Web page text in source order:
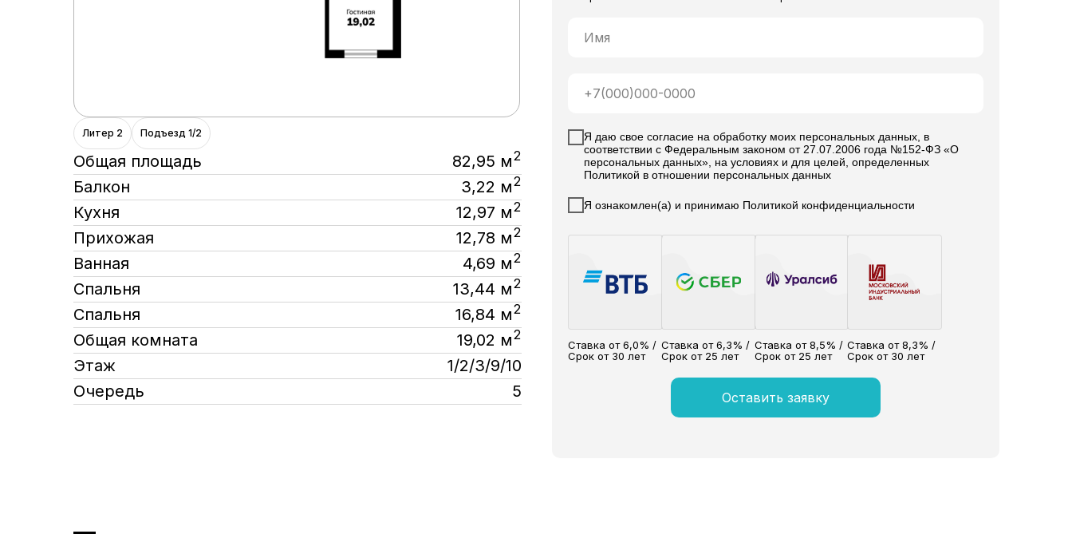
Литер 2 Подъезд 1/2
Общая площадь 82,95 м2
Балкон 3,22 м2
Кухня 12,97 м2
Прихожая 12,78 м2
Ванная 4,69 м2
Спальня 13,44 м2
Спальня 16,84 м2
Общая комната 19,02 м2
Этаж
1/2/3/9/10
Очередь
5
Я даю свое согласие на обработку моих персональных данных, в
соответствии с Федеральным законом от 27.07.2006 года №152-ФЗ «О
персональных данных», на условиях и для целей, определенных
Политикой в отношении персональных данных
Я ознакомлен(а) и принимаю Политикой конфиденциальности
Ставка от 6,0% /
Срок от 30 лет
Ставка от 6,3% /
Срок от 25 лет
Ставка от 8,5% /
Срок от 25 лет
Ставка от 8,3% /
Срок от 30 лет
Оставить заявку